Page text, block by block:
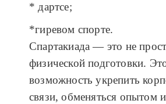
* дартсе;
*гиревом спорте.
Спартакиада — это не
физической подготовки.
возможность укрепить
связи, обменяться опытом